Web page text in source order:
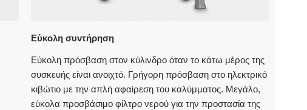
Εύκολη συντήρηση
Εύκολη πρόσβαση στον κύλινδρο όταν το κάτω μέρος της
συσκευής είναι ανοιχτό. Γρήγορη πρόσβαση στο ηλεκτρικό
κιβώτιο με την απλή αφαίρεση του καλύμματος. Μεγάλο,
εύκολα προσβάσιμο φίλτρο νερού για την προστασία της